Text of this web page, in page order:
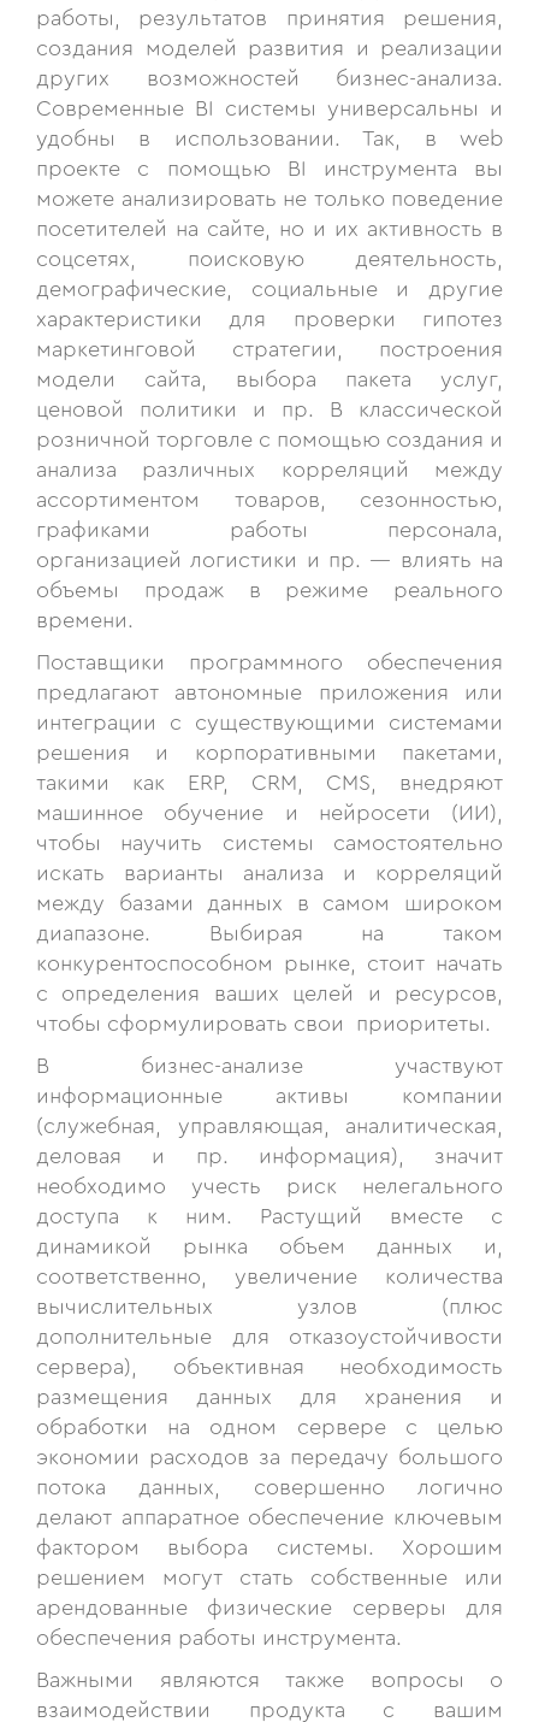
работы, результатов принятия решения,
создания моделей развития и реализации
других возможностей бизнес-анализа.
Современные BI системы универсальны и
удобны в использовании. Так, в web
проекте с помощью BI инструмента вы
можете анализировать не только поведение
посетителей на сайте, но и их активность в
соцсетях, поисковую деятельность,
демографические, социальные и другие
характеристики для проверки гипотез
маркетинговой стратегии, построения
модели сайта, выбора пакета услуг,
ценовой политики и пр. В классической
розничной торговле с помощью создания и
анализа различных корреляций между
ассортиментом товаров, сезонностью,
графиками работы персонала,
организацией логистики и пр. — влиять на
объемы продаж в режиме реального
времени.
Поставщики программного обеспечения
предлагают автономные приложения или
интеграции с существующими системами
решения и корпоративными пакетами,
такими как ERP, CRM, CMS, внедряют
машинное обучение и нейросети (ИИ),
чтобы научить системы самостоятельно
искать варианты анализа и корреляций
между базами данных в самом широком
диапазоне. Выбирая на таком
конкурентоспособном рынке, стоит начать
с определения ваших целей и ресурсов,
чтобы сформулировать свои приоритеты.
В бизнес-анализе участвуют
информационные активы компании
(служебная, управляющая, аналитическая,
деловая и пр. информация), значит
необходимо учесть риск нелегального
доступа к ним. Растущий вместе с
динамикой рынка объем данных и,
соответственно, увеличение количества
вычислительных узлов (плюс
дополнительные для отказоустойчивости
сервера), объективная необходимость
размещения данных для хранения и
обработки на одном сервере с целью
экономии расходов за передачу большого
потока данных, совершенно логично
делают аппаратное обеспечение ключевым
фактором выбора системы. Хорошим
решением могут стать собственные или
арендованные физические серверы для
обеспечения работы инструмента.
Важными являются также вопросы о
взаимодействии продукта с вашим